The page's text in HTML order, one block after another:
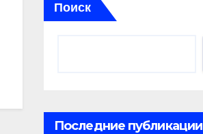
Поиск
Последние публикации